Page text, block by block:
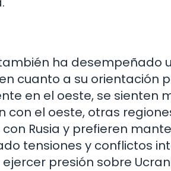
ha desempeñado
cuanto a su orientación
en el oeste, se sienten
con el oeste, otras
Rusia y prefieren
tensiones y conflictos
presión sobre